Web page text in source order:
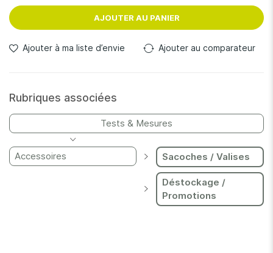
AJOUTER AU PANIER
Ajouter à ma liste d’envie Ajouter au comparateur
Rubriques associées
Tests & Mesures
Accessoires Sacoches / Valises
Déstockage /
Promotions